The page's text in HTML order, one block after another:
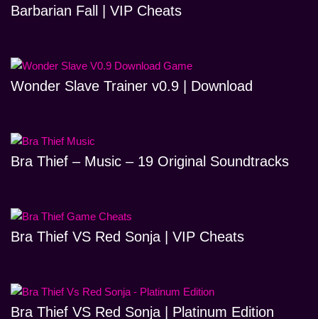
Barbarian Fall | VIP Cheats
Wonder Slave Trainer v0.9 | Download
Bra Thief – Music – 19 Original Soundtracks
Bra Thief VS Red Sonja | VIP Cheats
Bra Thief VS Red Sonja | Platinum Edition